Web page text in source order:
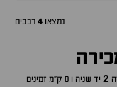
נמצאו 4 רכבים
2
יד שניה ו 0 ק"מ זמינים